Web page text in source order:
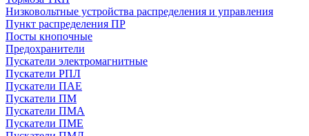
Низковольтные устройства распределения и управления
Пункт распределения ПР
Посты кнопочные
Предохранители
Пускатели электромагнитные
Пускатели РПЛ
Пускатели ПАЕ
Пускатели ПМ
Пускатели ПМА
Пускатели ПМЕ